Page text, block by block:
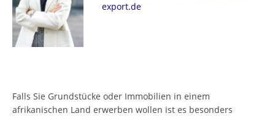
export.de
Falls Sie Grundstücke oder Immobilien in einem
afrikanischen Land erwerben wollen ist es besonders